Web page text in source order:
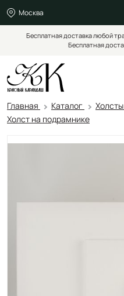
Москва
Бесплатная доставка любой
Бесплатная
Главная Каталог
Холст на подрамнике